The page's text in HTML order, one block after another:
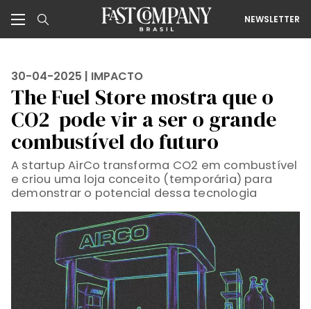
NEWSLETTER
30-04-2025 | IMPACTO
The Fuel Store mostra que o
CO2 pode vir a ser o grande
combustível do futuro
A startup AirCo transforma CO2 em combustível
e criou uma loja conceito (temporária) para
demonstrar o potencial dessa tecnologia